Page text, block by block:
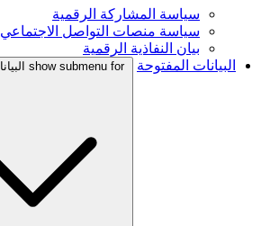
سياسة المشاركة الرقمية
سياسة منصات التواصل الاجتماعي
بيان النفاذية الرقمية
البيانات المفتوحة
show submenu for البيانات المفتوحة